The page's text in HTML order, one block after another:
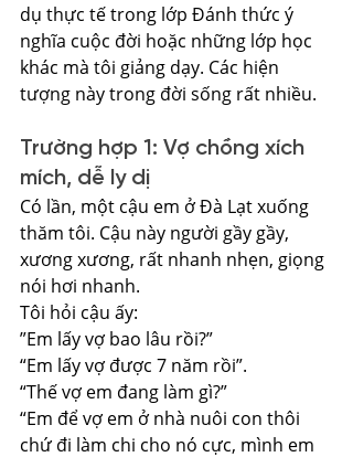
dụ thực tế trong lớp Đánh thức ý
nghĩa cuộc đời hoặc những lớp học
khác mà tôi giảng dạy. Các hiện
tượng này trong đời sống rất nhiều.
Trường hợp 1: Vợ chồng xích
mích, dễ ly dị
Có lần, một cậu em ở Đà Lạt xuống
thăm tôi. Cậu này người gầy gầy,
xương xương, rất nhanh nhẹn, giọng
nói hơi nhanh.
Tôi hỏi cậu ấy:
”Em lấy vợ bao lâu rồi?”
“Em lấy vợ được 7 năm rồi”.
“Thế vợ em đang làm gì?”
“Em để vợ em ở nhà nuôi con thôi
chứ đi làm chi cho nó cực, mình em